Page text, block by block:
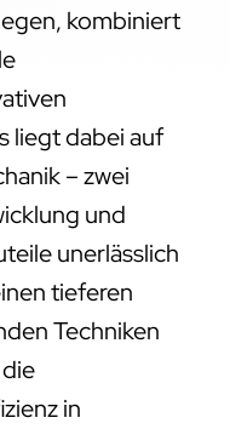
kombiniert
liegt dabei auf
– zwei
und
unerlässlich
tieferen
Techniken
in